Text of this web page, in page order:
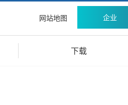
网站地图 企业
下载